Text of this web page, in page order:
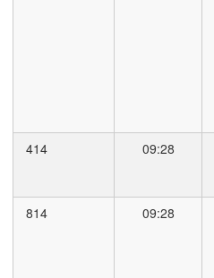
414 09:28
814 09:28